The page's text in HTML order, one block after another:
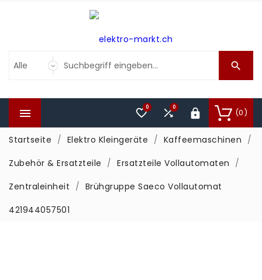

 (0)

0
0
Startseite Elektro Kleingeräte
Kaffeemaschinen
Zubehör & Ersatzteile
Ersatzteile Vollautomaten
Zentraleinheit
Brühgruppe Saeco Vollautomat
421944057501